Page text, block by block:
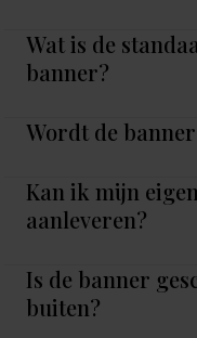
Wat is de
banner?
Wordt de
Kan ik mijn
aanleveren?
Is de banner
buiten?